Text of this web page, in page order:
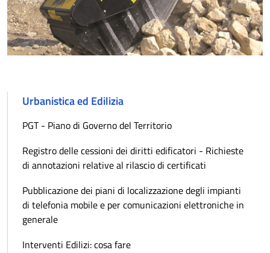
Urbanistica ed Edilizia
PGT - Piano di Governo del Territorio
Registro delle cessioni dei diritti edificatori - Richieste
di annotazioni relative al rilascio di certificati
Pubblicazione dei piani di localizzazione degli impianti
di telefonia mobile e per comunicazioni elettroniche in
generale
Interventi Edilizi: cosa fare